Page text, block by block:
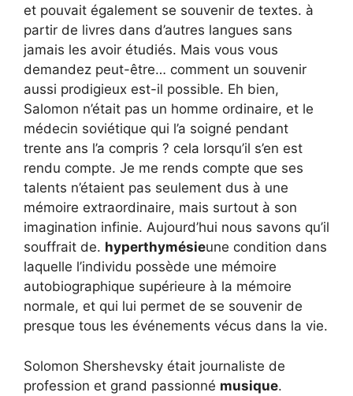
et pouvait également se souvenir de textes. à
partir de livres dans d’autres langues sans
jamais les avoir étudiés. Mais vous vous
demandez peut-être… comment un souvenir
aussi prodigieux est-il possible. Eh bien,
Salomon n’était pas un homme ordinaire, et le
médecin soviétique qui l’a soigné pendant
trente ans l’a compris ? cela lorsqu’il s’en est
rendu compte. Je me rends compte que ses
talents n’étaient pas seulement dus à une
mémoire extraordinaire, mais surtout à son
imagination infinie. Aujourd’hui nous savons qu’il
souffrait de. hyperthymésieune condition dans
laquelle l’individu possède une mémoire
autobiographique supérieure à la mémoire
normale, et qui lui permet de se souvenir de
presque tous les événements vécus dans la vie.
Solomon Shershevsky était journaliste de
profession et grand passionné musique.